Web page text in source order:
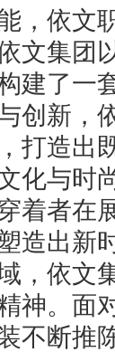
依文职
文集团
建了一
创新，
打造出
化与时
着者在
造出新
依文集
神。面
不断推